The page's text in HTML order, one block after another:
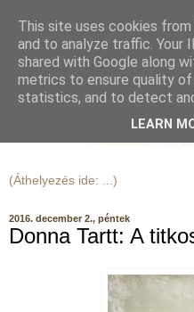
2016. december 2., péntek
Donna Tartt: A
This site uses cookies
and to analyze traffic. Your
shared with Google along
metrics to ensure quality
statistics, and to detect
LEARN